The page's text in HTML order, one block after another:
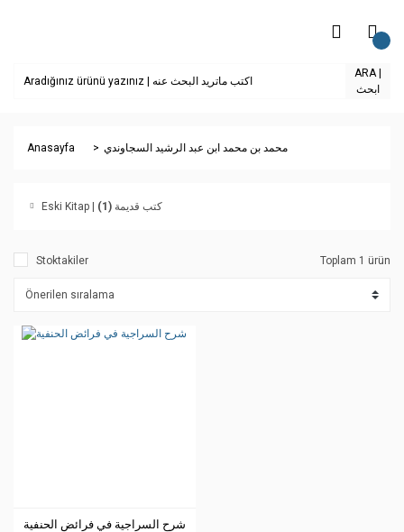
ARA |
ابحث
Anasayfa محمد بن محمد ابن عبد الرشيد السجاوندي
Eski Kitap | كتب قديمة(1)
Stoktakiler Toplam 1 ürün
شرح السراجية في فرائض الحنفية